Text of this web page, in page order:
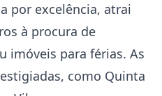
por excelência, atrai
à procura de
imóveis para férias. As
como Quinta